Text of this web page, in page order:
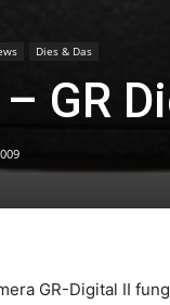
Dies & Das
GR
GR-Digital II